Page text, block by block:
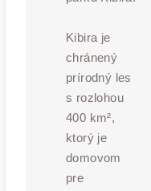
Kibira je
chránený
prírodný les
s rozlohou
400 km²,
ktorý je
domovom
pre